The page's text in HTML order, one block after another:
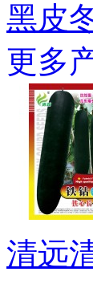
黑皮
更多
清远